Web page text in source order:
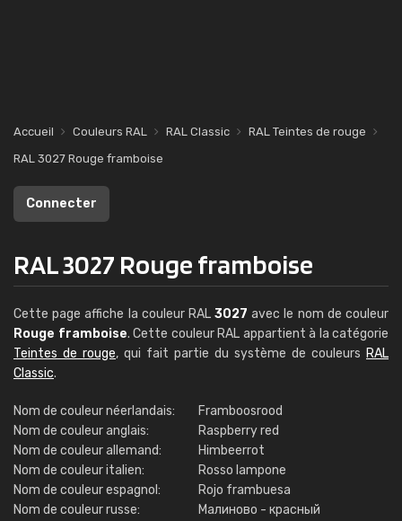
Accueil Couleurs RAL RAL Classic
RAL Teintes de rouge
RAL 3027 Rouge framboise
Connecter
RAL 3027 Rouge framboise
Cette page affiche la couleur RAL3027 avec le nom de couleur
Rouge framboise. Cette couleur RAL appartient à la catégorie
Teintes de rouge, qui fait partie du système de couleurs RAL
Classic.
Nom de couleur néerlandais:
Framboosrood
Nom de couleur anglais:
Raspberry red
Nom de couleur allemand:
Himbeerrot
Nom de couleur italien:
Rosso lampone
Nom de couleur espagnol:
Rojo frambuesa
Nom de couleur russe:
Малиново - красный